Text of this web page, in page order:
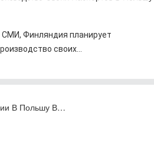
Финляндия планирует
своих...
В Польшу В…